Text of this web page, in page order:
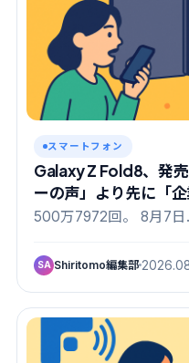
スマートフォン
Galaxy Z Fold8、発
ーの声」より先に「
500万7972回。 8月7
SA Shiritomo編集部